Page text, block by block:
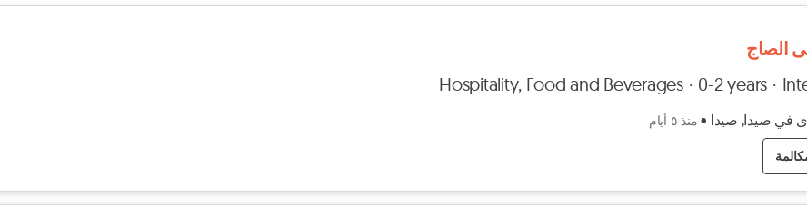
الصاج
Hospitality, Food and Beverages 0-2 years
في صيدا, صيدا • منذ ٥ أيام